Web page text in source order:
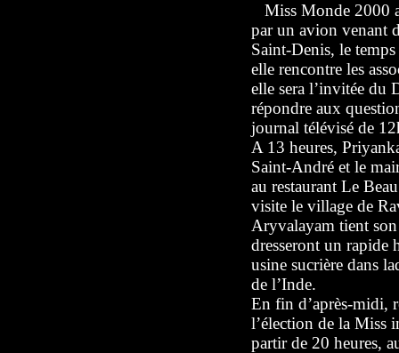
Miss Monde 2000
par un avion venant
Saint-Denis, le
elle rencontre les
elle sera l’invitée du
répondre aux
journal télévisé de
A 13 heures,
Saint-André et le
au restaurant Le
visite le village de
Aryvalayam tient son
dresseront un rapide
usine sucrière dans
de l’Inde.
En fin d’après-midi,
l’élection de la Miss
partir de 20 heures,